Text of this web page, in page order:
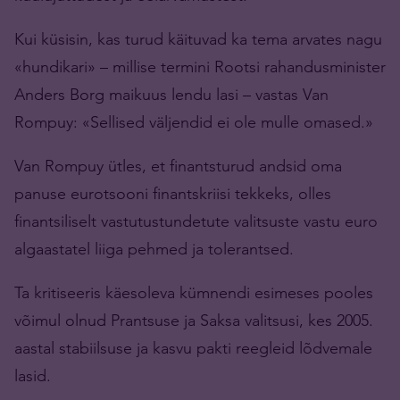
Kui küsisin, kas turud käituvad ka tema arvates nagu
«hundikari» – millise termini Rootsi rahandusminister
Anders Borg maikuus lendu lasi – vastas Van
Rompuy: «Sellised väljendid ei ole mulle omased.»
Van Rompuy ütles, et finantsturud andsid oma
panuse eurotsooni finantskriisi tekkeks, olles
finantsiliselt vastutustundetute valitsuste vastu euro
algaastatel liiga pehmed ja tolerantsed.
Ta kritiseeris käesoleva kümnendi esimeses pooles
võimul olnud Prantsuse ja Saksa valitsusi, kes 2005.
aastal stabiilsuse ja kasvu pakti reegleid lõdvemale
lasid.